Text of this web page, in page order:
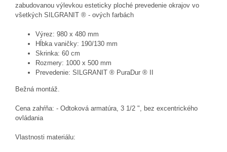
zabudovanou výlevkou esteticky ploché prevedenie okrajov vo
všetkých SILGRANIT ® - ových farbách
Výrez: 980 x 480 mm
Hĺbka vaničky: 190/130 mm
Skrinka: 60 cm
Rozmery: 1000 x 500 mm
Prevedenie: SILGRANIT ® PuraDur ® II
Bežná montáž.
Cena zahŕňa: - Odtoková armatúra, 3 1/2 ", bez excentrického
ovládania
Vlastnosti materiálu: